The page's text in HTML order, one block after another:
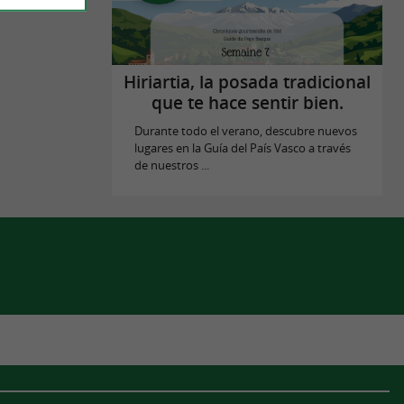
Hiriartia, la posada tradicional
que te hace sentir bien.
Durante todo el verano, descubre nuevos
lugares en la Guía del País Vasco a través
de nuestros ...